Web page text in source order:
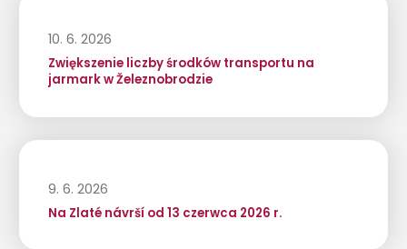
10. 6. 2026
Zwiększenie liczby środków transportu na
jarmark w Železnobrodzie
9. 6. 2026
Na Zlaté návrší od 13 czerwca 2026 r.